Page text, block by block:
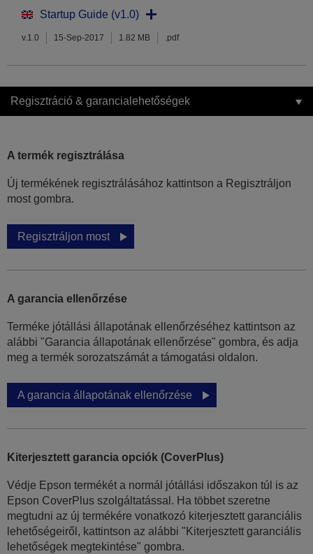
Startup Guide (v1.0)
v.1.0 15-Sep-2017 1.82 MB .pdf
Regisztráció & garancialehetőségek
A termék regisztrálása
Új termékének regisztrálásához kattintson a Regisztráljon
most gombra.
Regisztráljon most
A garancia ellenőrzése
Terméke jótállási állapotának ellenőrzéséhez kattintson az
alábbi "Garancia állapotának ellenőrzése" gombra, és adja
meg a termék sorozatszámát a támogatási oldalon.
A garancia állapotának ellenőrzése
Kiterjesztett garancia opciók (CoverPlus)
Védje Epson termékét a normál jótállási időszakon túl is az
Epson CoverPlus szolgáltatással. Ha többet szeretne
megtudni az új termékére vonatkozó kiterjesztett garanciális
lehetőségeiről, kattintson az alábbi "Kiterjesztett garanciális
lehetőségek megtekintése" gombra.